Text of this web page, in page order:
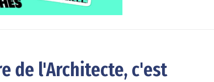
de l'Architecte, c'est